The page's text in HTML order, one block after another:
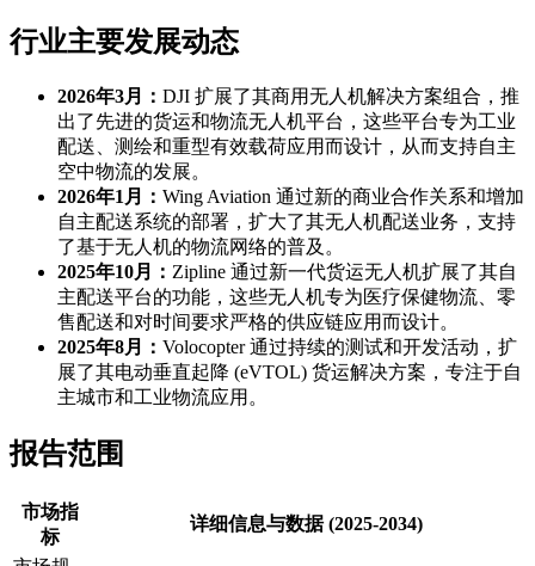
行业主要发展动态
2026年3月： DJI 扩展了其商用无人机解决方案组合，推
出了先进的货运和物流无人机平台，这些平台专为工业
配送、测绘和重型有效载荷应用而设计，从而支持自主
空中物流的发展。
2026年1月： Wing Aviation 通过新的商业合作关系和增加
自主配送系统的部署，扩大了其无人机配送业务，支持
了基于无人机的物流网络的普及。
2025年10月： Zipline 通过新一代货运无人机扩展了其自
主配送平台的功能，这些无人机专为医疗保健物流、零
售配送和对时间要求严格的供应链应用而设计。
2025年8月： Volocopter 通过持续的测试和开发活动，扩
展了其电动垂直起降 (eVTOL) 货运解决方案，专注于自
主城市和工业物流应用。
报告范围
市场指
标
详细信息与数据 (2025-2034)